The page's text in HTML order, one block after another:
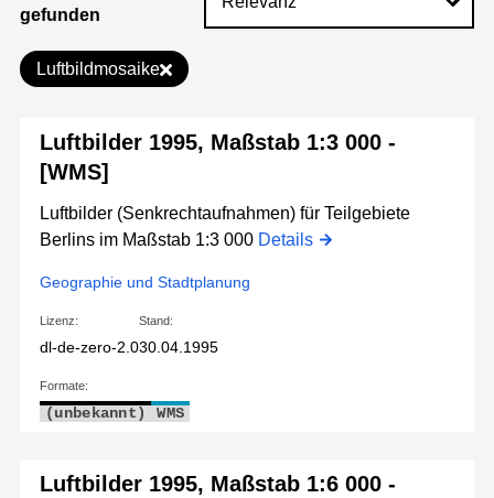
gefunden
Luftbildmosaike
Luftbilder 1995, Maßstab 1:3 000 -
[WMS]
Luftbilder (Senkrechtaufnahmen) für Teilgebiete
Berlins im Maßstab 1:3 000 Details
Geographie und Stadtplanung
Lizenz:
dl-de-zero-2.0
Stand:
30.04.1995
Formate:
(unbekannt) WMS
Luftbilder 1995, Maßstab 1:6 000 -